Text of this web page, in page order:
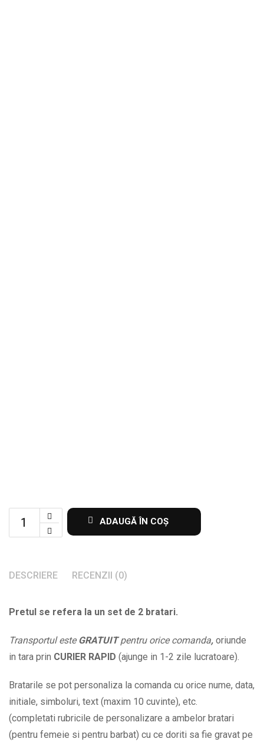
Set
cu
iubesc
quantity
ADAUGĂ ÎN COȘ
DESCRIERE RECENZII (0)
Pretul se refera la un set de 2 bratari.
Transportul esteGRATUITpentru orice comanda, oriunde
in tara prin CURIER RAPID (ajunge in 1-2 zile lucratoare).
Bratarile se pot personaliza la comanda cu orice nume, data,
initiale, simboluri, text (maxim 10 cuvinte), etc.
(completati rubricile de personalizare a ambelor bratari
(pentru femeie si pentru barbat) cu ce doriti sa fie gravat pe